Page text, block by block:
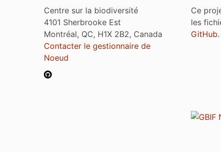
Centre sur la biodiversité
4101 Sherbrooke Est
Montréal, QC, H1X 2B2, Canada
Contacter le gestionnaire de
Noeud
Ce
les
GitHub.